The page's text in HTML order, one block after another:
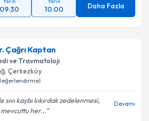
09:30 10:00 Daha Fazla
Çağrı Kaptan
ve Travmatoloji
, Çerkezköy
kaybı kıkırdak zedelenmesi,
mevcuttu her...
Devamı